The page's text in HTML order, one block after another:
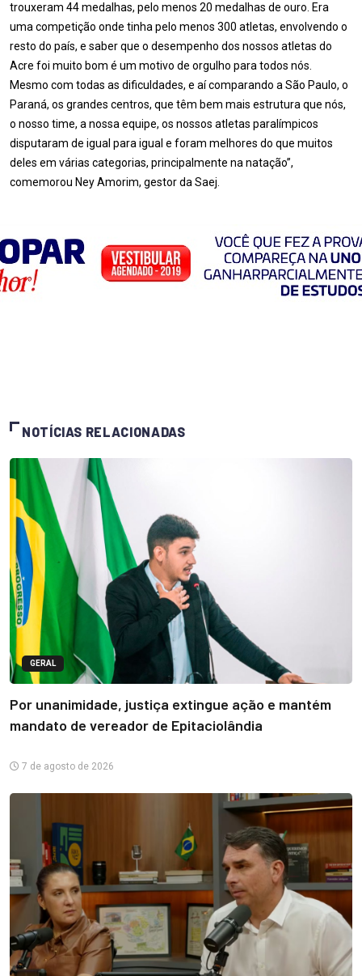
trouxeram 44 medalhas, pelo menos 20 medalhas de ouro. Era
uma competição onde tinha pelo menos 300 atletas, envolvendo o
resto do país, e saber que o desempenho dos nossos atletas do
Acre foi muito bom é um motivo de orgulho para todos nós.
Mesmo com todas as dificuldades, e aí comparando a São Paulo, o
Paraná, os grandes centros, que têm bem mais estrutura que nós,
o nosso time, a nossa equipe, os nossos atletas paralímpicos
disputaram de igual para igual e foram melhores do que muitos
deles em várias categorias, principalmente na natação”,
comemorou Ney Amorim, gestor da Saej.
NOTÍCIAS RELACIONADAS
GERAL
Por unanimidade, justiça extingue ação e mantém
mandato de vereador de Epitaciolândia
7 de agosto de 2026